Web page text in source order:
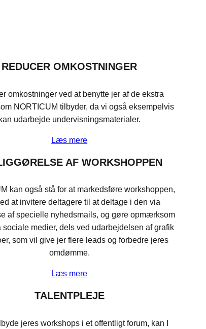
REDUCER OMKOSTNINGER
omkostninger ved at benytte jer af de ekstra
NORTICUM tilbyder, da vi også eksempelvis
kan udarbejde undervisningsmaterialer.
Læs mere
AF WORKSHOPPEN
kan også stå for at markedsføre workshoppen,
at invitere deltagere til at deltage i den via
af specielle nyhedsmails, og gøre opmærksom
sociale medier, dels ved udarbejdelsen af grafik
som vil give jer flere leads og forbedre jeres
omdømme.
Læs mere
TALENTPLEJE
jeres workshops i et offentligt forum, kan I